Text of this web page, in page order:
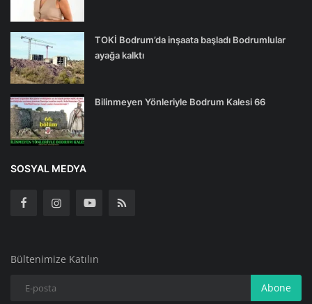
TOKİ Bodrum’da inşaata başladı Bodrumlular
ayağa kalktı
Bilinmeyen Yönleriyle Bodrum Kalesi 66
SOSYAL MEDYA
Bültenimize Katılın
Abone